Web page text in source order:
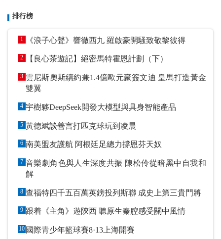
排行榜
1 《浪子心聲》響徹西九 羅啟豪開騷致敬黎彼得
2 【良心茶遊記】絕密馬特霍恩計劃（下）
3 雲尼斯奧斯續約兼1.4億歐元豪簽文迪 皇馬打造黃金
雙翼
4 宇樹夥DeepSeek開發大模型與具身智能產品
5 黃德斌談善言打匹克球玩到凌晨
6 南美盟友護航 阿根廷足總力撐恩芬天奴
7 音樂劇角色與人生深度共振 陳松伶從暗黑中自我和
解
8 查福特四千五百萬英鎊投列斯聯 成史上第三貴門將
9 跟着《主角》遊陝西 聽原生秦腔感受關中風情
10 國際青少年籃球賽8·13上海開賽